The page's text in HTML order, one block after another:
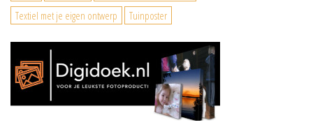
Textiel met je eigen ontwerp
Tuinposter